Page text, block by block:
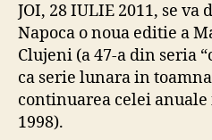
JOI, 28 IULIE 2011, se va
Napoca o noua editie a
Clujeni (a 47-a din seria
ca serie lunara in
continuarea celei anuale
1998).